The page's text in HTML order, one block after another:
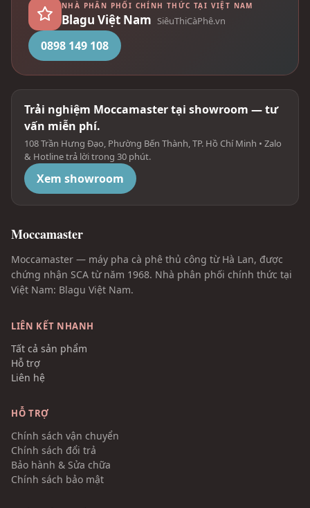
NHÀ PHÂN PHỐI CHÍNH THỨC TẠI VIỆT NAM
Blagu Việt Nam SiêuThiCàPhê.vn
0898 149 108
Trải nghiệm Moccamaster tại showroom — tư
vấn miễn phí.
108 Trần Hưng Đạo, Phường Bến Thành, TP. Hồ Chí Minh • Zalo
& Hotline trả lời trong 30 phút.
Xem showroom
Moccamaster
Moccamaster — máy pha cà phê thủ công từ Hà Lan, được
chứng nhận SCA từ năm 1968. Nhà phân phối chính thức tại
Việt Nam: Blagu Việt Nam.
LIÊN KẾT NHANH
Tất cả sản phẩm
Hỗ trợ
Liên hệ
HỖ TRỢ
Chính sách vận chuyển
Chính sách đổi trả
Bảo hành & Sửa chữa
Chính sách bảo mật